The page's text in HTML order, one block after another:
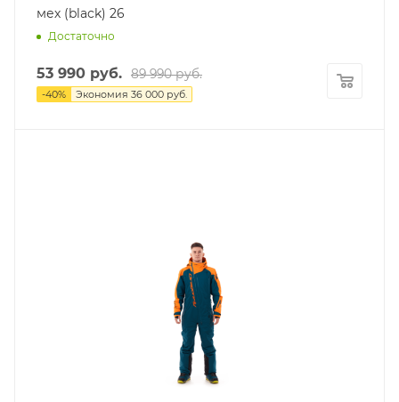
мех (black) 26
Достаточно
53 990 руб. 89 990руб.
-40% Экономия 36 000 руб.